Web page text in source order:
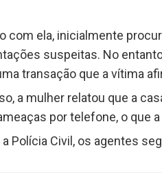
com ela, inicialmente
suspeitas. No
transação que a vítima
a mulher relatou que a
por telefone, o que
a Polícia Civil, os agentes